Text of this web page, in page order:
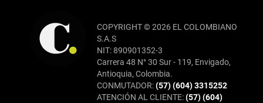
COPYRIGHT © 2026 EL COLOMBIANO
S.A.S
NIT: 890901352-3
Carrera 48 N° 30 Sur - 119, Envigado,
Antioquia, Colombia.
CONMUTADOR:(57) (604) 3315252
ATENCIÓN AL CLIENTE:(57) (604)